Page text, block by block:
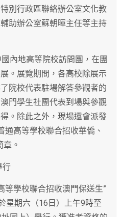
別行政區聯絡辦公室文化教
助辦公室蘇朝暉主任等主持
內地高等院校訪問團，在團
。展覽期間，各高校除展示
院校代表駐場解答參觀者的
門學生社團代表到場與參觀
。除此之外，現場還會派發
通高等學校聯合招收華僑、
。
行
等學校聯合招收澳門保送生”
星期六（16日）上午9時至